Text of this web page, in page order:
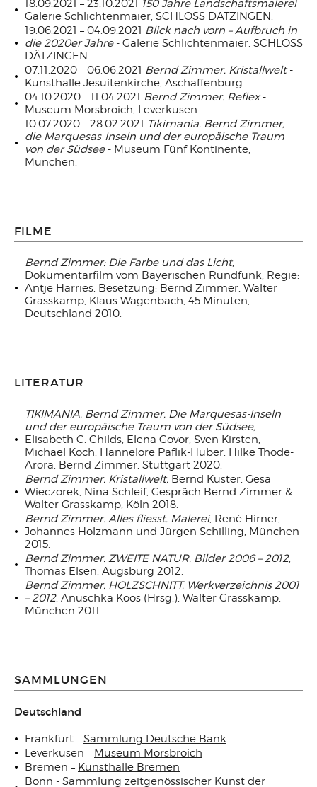
18.09.2021 – 23.10.2021 150 Jahre Landschaftsmalerei-
Galerie Schlichtenmaier, SCHLOSS DÄTZINGEN.
19.06.2021 – 04.09.2021 Blick nach vorn – Aufbruch in
die 2020er Jahre- Galerie Schlichtenmaier, SCHLOSS
DÄTZINGEN.
07.11.2020 – 06.06.2021 Bernd Zimmer. Kristallwelt-
Kunsthalle Jesuitenkirche, Aschaffenburg.
04.10.2020 – 11.04.2021 Bernd Zimmer. Reflex-
Museum Morsbroich, Leverkusen.
10.07.2020 – 28.02.2021 Tikimania. Bernd Zimmer,
die Marquesas-Inseln und der europäische Traum
von der Südsee- Museum Fünf Kontinente,
München.
FILME
Bernd Zimmer: Die Farbe und das Licht,
Dokumentarfilm vom Bayerischen Rundfunk, Regie:
Antje Harries, Besetzung: Bernd Zimmer, Walter
Grasskamp, Klaus Wagenbach, 45 Minuten,
Deutschland 2010.
LITERATUR
TIKIMANIA. Bernd Zimmer, Die Marquesas-Inseln
und der europäische Traum von der Südsee,
Elisabeth C. Childs, Elena Govor, Sven Kirsten,
Michael Koch, Hannelore Paflik-Huber, Hilke Thode-
Arora, Bernd Zimmer, Stuttgart 2020.
Bernd Zimmer. Kristallwelt, Bernd Küster, Gesa
Wieczorek, Nina Schleif, Gespräch Bernd Zimmer &
Walter Grasskamp, Köln 2018.
Bernd Zimmer. Alles fliesst. Malerei, Renè Hirner,
Johannes Holzmann und Jürgen Schilling, München
2015.
Bernd Zimmer. ZWEITE NATUR. Bilder 2006 – 2012,
Thomas Elsen, Augsburg 2012.
Bernd Zimmer. HOLZSCHNITT. Werkverzeichnis 2001
– 2012, Anuschka Koos (Hrsg.), Walter Grasskamp,
München 2011.
SAMMLUNGEN
Deutschland
Frankfurt – Sammlung Deutsche Bank
Leverkusen – Museum Morsbroich
Bremen – Kunsthalle Bremen
Bonn - Sammlung zeitgenössischer Kunst der